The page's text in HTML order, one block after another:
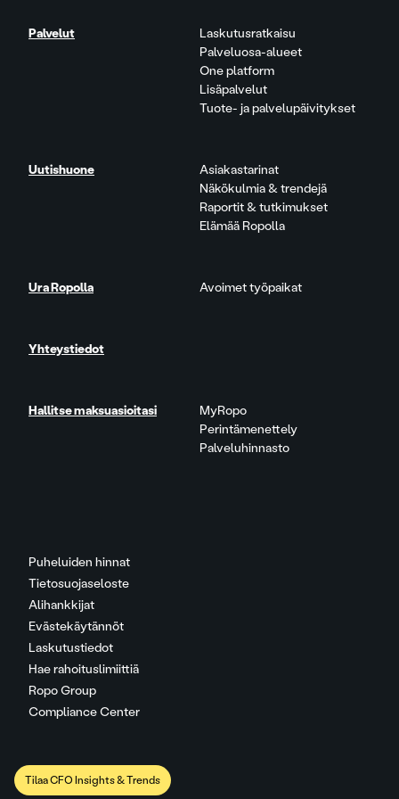
Puheluiden hinnat
Tietosuojaseloste
Alihankkijat
Evästekäytännöt
Laskutustiedot
Hae rahoituslimiittiä
Ropo Group
Compliance Center
Palvelut
Laskutusratkaisu
Palveluosa-alueet
One platform
Lisäpalvelut
Tuote- ja palvelupäivitykset
Uutishuone
Asiakastarinat
Näkökulmia & trendejä
Raportit & tutkimukset
Elämää Ropolla
Ura Ropolla Avoimet työpaikat
Yhteystiedot
Hallitse maksuasioitasi
MyRopo
Perintämenettely
Palveluhinnasto
Tilaa CFO Insights & Trends